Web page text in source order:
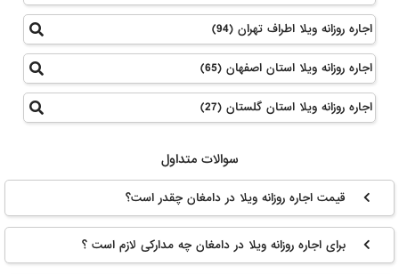
اجاره روزانه ویلا اطراف تهران (94)
اجاره روزانه ویلا استان اصفهان (65)
اجاره روزانه ویلا استان گلستان (27)
سوالات متداول
قیمت اجاره روزانه ویلا در دامغان چقدر است؟
برای اجاره روزانه ویلا در دامغان چه مدارکی لازم است ؟